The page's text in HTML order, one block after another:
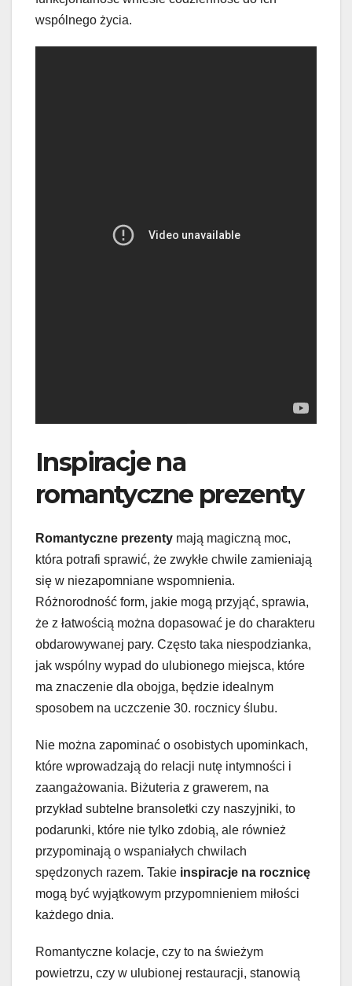
wspólnego życia.
Inspiracje na
romantyczne prezenty
Romantyczne prezenty mają magiczną moc,
która potrafi sprawić, że zwykłe chwile zamieniają
się w niezapomniane wspomnienia.
Różnorodność form, jakie mogą przyjąć, sprawia,
że z łatwością można dopasować je do charakteru
obdarowywanej pary. Często taka niespodzianka,
jak wspólny wypad do ulubionego miejsca, które
ma znaczenie dla obojga, będzie idealnym
sposobem na uczczenie 30. rocznicy ślubu.
Nie można zapominać o osobistych upominkach,
które wprowadzają do relacji nutę intymności i
zaangażowania. Biżuteria z grawerem, na
przykład subtelne bransoletki czy naszyjniki, to
podarunki, które nie tylko zdobią, ale również
przypominają o wspaniałych chwilach
spędzonych razem. Takie inspiracje na rocznicę
mogą być wyjątkowym przypomnieniem miłości
każdego dnia.
Romantyczne kolacje, czy to na świeżym
powietrzu, czy w ulubionej restauracji, stanowią